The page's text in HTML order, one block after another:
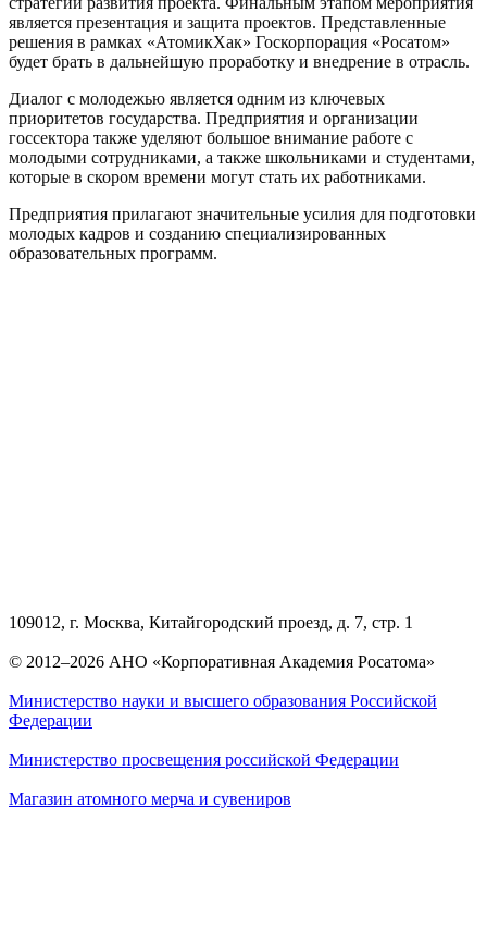
является презентация и защита проектов. Представленные
решения в рамках «АтомикХак» Госкорпорация «Росатом»
будет брать в дальнейшую проработку и внедрение в отрасль.
Диалог с молодежью является одним из ключевых
приоритетов государства. Предприятия и организации
госсектора также уделяют большое внимание работе с
молодыми сотрудниками, а также школьниками и студентами,
которые в скором времени могут стать их работниками.
Предприятия прилагают значительные усилия для подготовки
молодых кадров и созданию специализированных
образовательных программ.
109012, г. Москва, Китайгородский проезд, д. 7, стр. 1
© 2012–2026 АНО «Корпоративная Академия Росатома»
Министерство науки и высшего образования Российской
Федерации
Министерство просвещения российской Федерации
Магазин атомного мерча и сувениров